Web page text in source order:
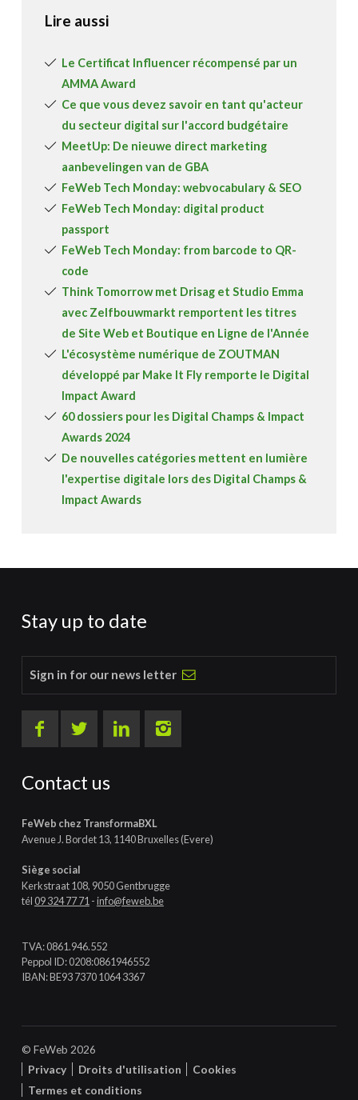
Lire aussi
Le Certificat Influencer récompensé par un
AMMA Award
Ce que vous devez savoir en tant qu'acteur
du secteur digital sur l'accord budgétaire
MeetUp: De nieuwe direct marketing
aanbevelingen van de GBA
FeWeb Tech Monday: webvocabulary & SEO
FeWeb Tech Monday: digital product
passport
FeWeb Tech Monday: from barcode to QR-
code
Think Tomorrow met Drisag et Studio Emma
avec Zelfbouwmarkt remportent les titres
de Site Web et Boutique en Ligne de l'Année
L'écosystème numérique de ZOUTMAN
développé par Make It Fly remporte le Digital
Impact Award
60 dossiers pour les Digital Champs & Impact
Awards 2024
De nouvelles catégories mettent en lumière
l'expertise digitale lors des Digital Champs &
Impact Awards
Stay up to date
Sign in for our news letter
Contact us
FeWeb chez TransformaBXL
Avenue J. Bordet 13, 1140 Bruxelles (Evere)
Siège social
Kerkstraat 108, 9050 Gentbrugge
tél09 324 77 71 -info@feweb.be
TVA: 0861.946.552
Peppol ID: 0208:0861946552
IBAN: BE93 7370 1064 3367
© FeWeb 2026
Privacy
Droits d'utilisation
Cookies
Termes et conditions